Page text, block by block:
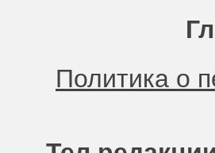
Политика о